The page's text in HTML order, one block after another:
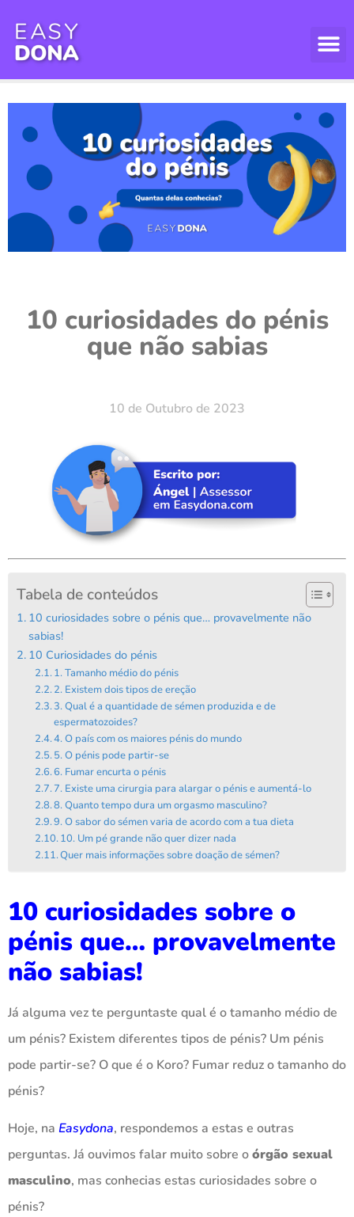
10 curiosidades do pénis
que não sabias
10 de Outubro de 2023
Tabela de conteúdos
10 curiosidades sobre o pénis que… provavelmente não
sabias!
10 Curiosidades do pénis
1. Tamanho médio do pénis
2. Existem dois tipos de ereção
3. Qual é a quantidade de sémen produzida e de
espermatozoides?
4. O país com os maiores pénis do mundo
5. O pénis pode partir-se
6. Fumar encurta o pénis
7. Existe uma cirurgia para alargar o pénis e aumentá-lo
8. Quanto tempo dura um orgasmo masculino?
9. O sabor do sémen varia de acordo com a tua dieta
10. Um pé grande não quer dizer nada
Quer mais informações sobre doação de sémen?
10 curiosidades sobre o
pénis que… provavelmente
não sabias!
Já alguma vez te perguntaste qual é o tamanho médio de
um pénis? Existem diferentes tipos de pénis? Um pénis
pode partir-se? O que é o Koro? Fumar reduz o tamanho do
pénis?
Hoje, na Easydona, respondemos a estas e outras
perguntas. Já ouvimos falar muito sobre oórgão sexual
masculino, mas conhecias estas curiosidades sobre o
pénis?